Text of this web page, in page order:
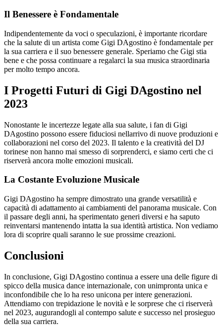
Il Benessere è Fondamentale
Indipendentemente da voci o speculazioni, è importante ricordare
che la salute di un artista come Gigi DAgostino è fondamentale per
la sua carriera e il suo benessere generale. Speriamo che Gigi stia
bene e che possa continuare a regalarci la sua musica straordinaria
per molto tempo ancora.
I Progetti Futuri di Gigi DAgostino nel
2023
Nonostante le incertezze legate alla sua salute, i fan di Gigi
DAgostino possono essere fiduciosi nellarrivo di nuove produzioni e
collaborazioni nel corso del 2023. Il talento e la creatività del DJ
torinese non hanno mai smesso di sorprenderci, e siamo certi che ci
riserverà ancora molte emozioni musicali.
La Costante Evoluzione Musicale
Gigi DAgostino ha sempre dimostrato una grande versatilità e
capacità di adattamento ai cambiamenti del panorama musicale. Con
il passare degli anni, ha sperimentato generi diversi e ha saputo
reinventarsi mantenendo intatta la sua identità artistica. Non vediamo
lora di scoprire quali saranno le sue prossime creazioni.
Conclusioni
In conclusione, Gigi DAgostino continua a essere una delle figure di
spicco della musica dance internazionale, con unimpronta unica e
inconfondibile che lo ha reso unicona per intere generazioni.
Attendiamo con trepidazione le novità e le sorprese che ci riserverà
nel 2023, augurandogli al contempo salute e successo nel prosieguo
della sua carriera.